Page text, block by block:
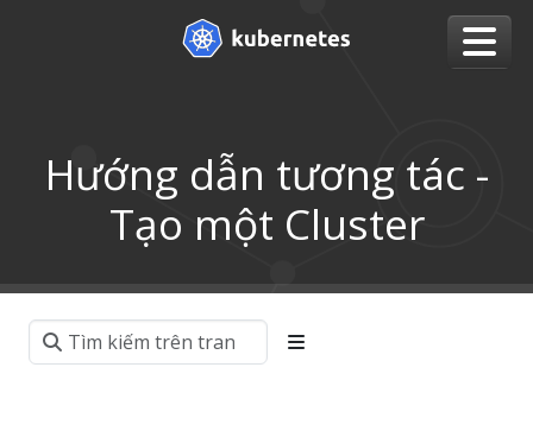
Hướng dẫn tương tác -
Tạo một Cluster